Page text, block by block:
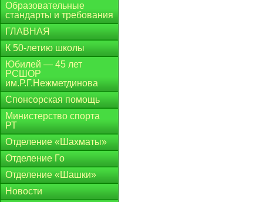
Образовательные
стандарты и требования
ГЛАВНАЯ
К 50-летию школы
Юбилей — 45 лет
РСШОР
им.Р.Г.Нежметдинова
Спонсорская помощь
Министерство спорта
РТ
Отделение «Шахматы»
Отделение Го
Отделение «Шашки»
Новости